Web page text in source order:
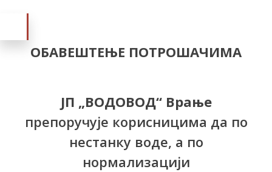
ОБАВЕШТЕЊЕ ПОТРОШАЧИМА
ЈП „ВОДОВОД“ Врање
препоручује корисницима да по
нестанку воде, а по
нормализацији